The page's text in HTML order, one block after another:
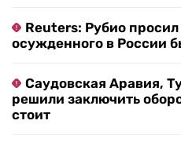
Reuters: Рубио
осужденного в России
Саудовская Аравия,
решили заключить
стоит